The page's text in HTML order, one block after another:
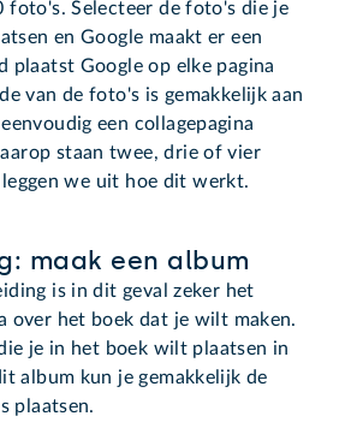
foto's. Selecteer de foto's die je
en Google maakt er een
plaatst Google op elke pagina
van de foto's is gemakkelijk aan
een collagepagina
staan twee, drie of vier
we uit hoe dit werkt.
maak een album
is in dit geval zeker het
over het boek dat je wilt maken.
je in het boek wilt plaatsen in
album kun je gemakkelijk de
plaatsen.